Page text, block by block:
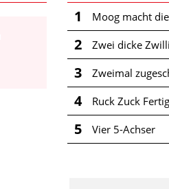
1 Moog macht
2 Zwei dicke
3 Zweimal
4 Ruck Zuck
5 Vier 5-Achser